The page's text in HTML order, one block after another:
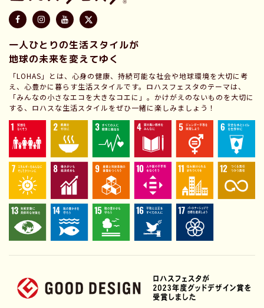
一人ひとりの生活スタイルが
地球の未来を変えてゆく
「LOHAS」とは、心身の健康、持続可能な社会や地球環境を大切に考
え、心豊かに暮らす生活スタイルです。ロハスフェスタのテーマは、
「みんなの小さなエコを大きなコエに」。かけがえのないものを大切に
する、ロハスな生活スタイルをぜひ一緒に楽しみましょう！